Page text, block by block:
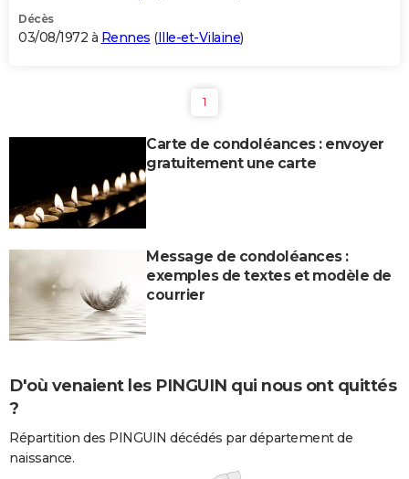
Décès
03/08/1972 à Rennes (Ille-et-Vilaine)
1
Carte de condoléances : envoyer
gratuitement une carte
Message de condoléances :
exemples de textes et modèle de
courrier
D'où venaient les PINGUIN qui nous ont quittés
?
Répartition des PINGUIN décédés par département de
naissance.